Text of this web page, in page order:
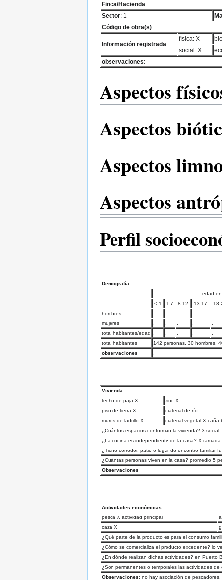
Finca/Hacienda:
Sector: 1
Código de obra(s):
Información registrada :
física: X
social: X
observaciones:
Aspectos
Aspectos
Aspectos
Aspectos
Perfil
Demografía
edad
< 1 1-7 8-12 13-17
18-
hombres
mujeres
total habitantes/edad
total habitantes
142 personas, 30 hombres,
observaciones
Vivienda
techo de paja X
zinc X
piso de tierra X
material de río
muros de ladrillo X
material vegetal X caña
¿Cuántos espacios conforman la vivienda? 3:social,
¿La cocina es independiente de la casa? X ramada
¿Tiene corredor, patio o lugar de encentro familiar
¿Cuántas personas viven en la casa? promedio 5
Observaciones
Actividades económicas
pesca X actividad principal
caza X
¿Qué parte de la producto es para el consumo
¿Cómo se comercializa el producto excedente? lo
¿En dónde realizan dichas actividades? en Puerto
¿Son permanentes o temporales las actividades de
Observaciones: no hay asociación de pescadores.